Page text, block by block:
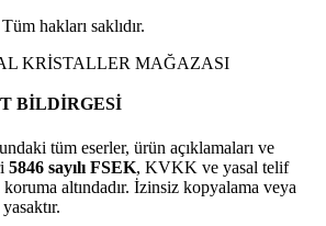
hakları saklıdır.
KRİSTALLER MAĞAZASI
BİLDİRGESİ
tüm eserler, ürün açıklamaları ve
5846 sayılı FSEK, KVKK ve yasal telif
altındadır. İzinsiz kopyalama veya